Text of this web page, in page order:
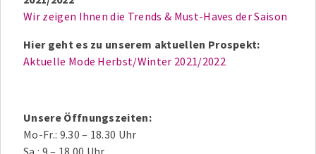
Wir zeigen Ihnen die Trends & Must-Haves der Saison
Hier geht es zu unserem aktuellen Prospekt:
Aktuelle Mode Herbst/Winter 2021/2022
Unsere Öffnungszeiten:
Mo-Fr.: 9.30 – 18.30 Uhr